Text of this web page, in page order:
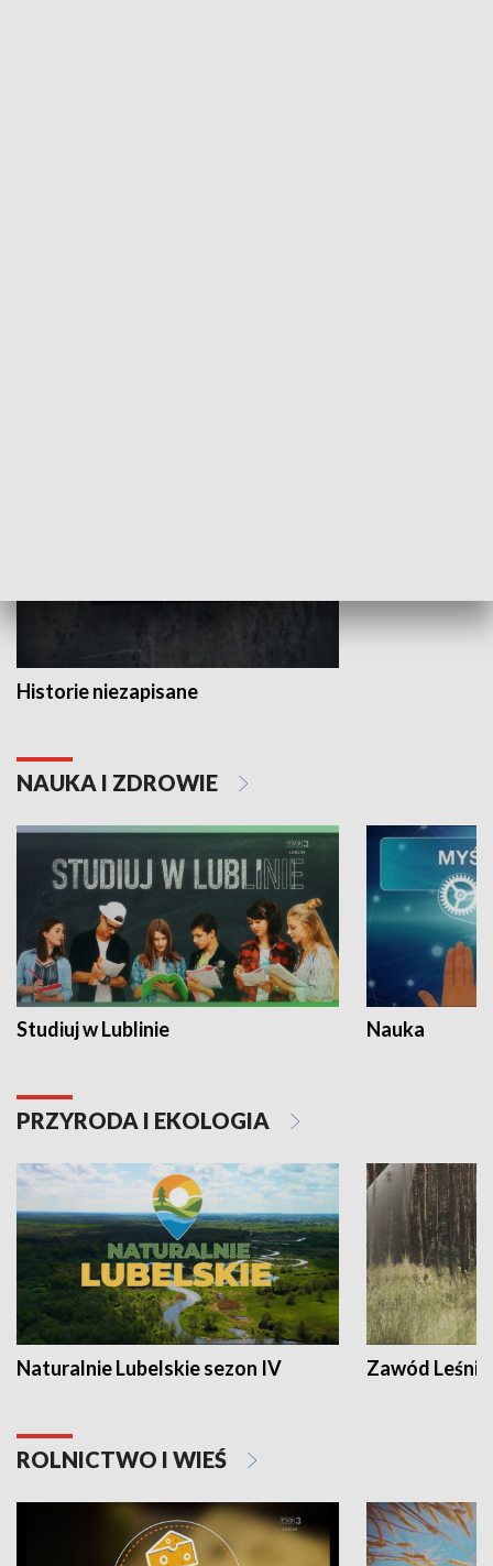
Historie niezapisane
NAUKA I ZDROWIE
Studiuj w Lublinie Nauka
PRZYRODA I EKOLOGIA
Naturalnie Lubelskie sezon IV Zawód Leśnik
ROLNICTWO I WIEŚ